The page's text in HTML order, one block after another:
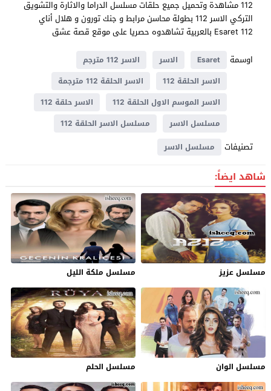
112 مشاهدة وتحميل جميع حلقات مسلسل الدراما والاثارة والتشويق
التركي الاسر 112 بطولة محاسن مرابط و جنك تورون و هلال أناي
Esaret 112 بالعربية تشاهدوه حصريا على موقع قصة عشق
اوسمة
Esaret الاسر
الاسر 112 مترجم
الاسر الحلقة 112
الاسر الحلقة 112 مترجمة
الاسر الموسم الاول الحلقة 112
الاسر حلقة 112
مسلسل الاسر
مسلسل الاسر الحلقة 112
تصنيفات مسلسل الاسر
شاهد ايضاً:
مسلسل عزيز مسلسل ملكة الليل
مسلسل الوان مسلسل الحلم